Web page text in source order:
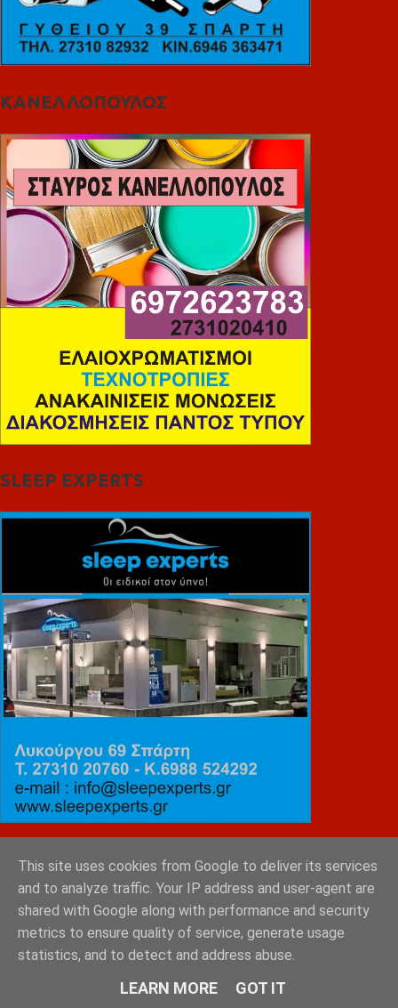
ΚΑΝΕΛΛΟΠΟΥΛΟΣ
SLEEP EXPERTS
ΕΜΙΛΥ ΚΑΡΥΓΙΑΝΝΗ
This site uses cookies from Google to deliver its services
and to analyze traffic. Your IP address and user-agent are
shared with Google along with performance and security
metrics to ensure quality of service, generate usage
statistics, and to detect and address abuse.
LEARN MORE GOT IT